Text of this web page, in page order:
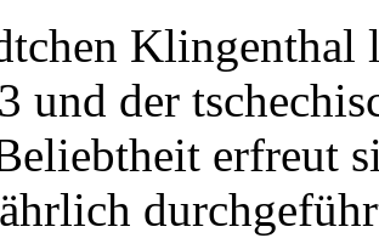
Klingenthal
und der
erfreut